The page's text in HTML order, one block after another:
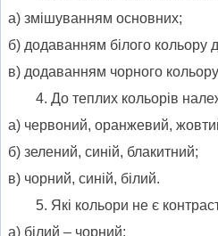
а) змішуванням основних;
б) додаванням білого кольору
в) додаванням чорного
До теплих кольорів
а) червоний, оранжевий,
б) зелений, синій, блакитний;
в) чорний, синій, білий.
Які кольори не є
а) білий – чорний;